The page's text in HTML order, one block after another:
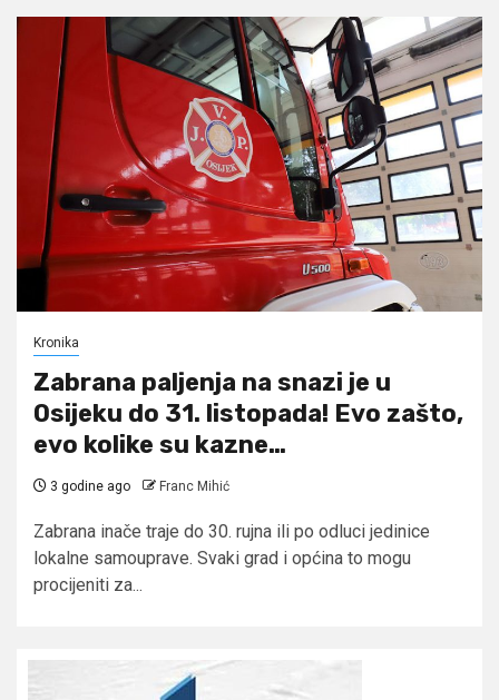
Kronika
Zabrana paljenja na snazi je u
Osijeku do 31. listopada! Evo zašto,
evo kolike su kazne…
3 godine ago Franc Mihić
Zabrana inače traje do 30. rujna ili po odluci jedinice
lokalne samouprave. Svaki grad i općina to mogu
procijeniti za...